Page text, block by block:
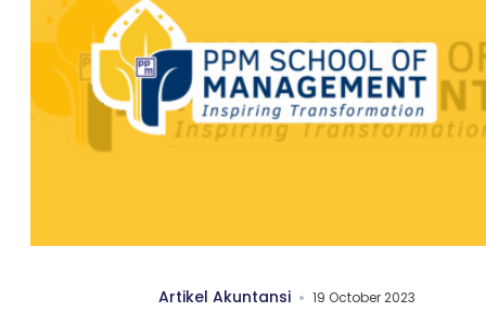
Artikel Akuntansi 19 October 2023